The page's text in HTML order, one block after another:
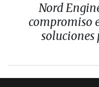
Nord
compromiso
soluciones